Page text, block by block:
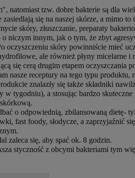
natomiast tzw. dobre bakterie są dla
się na naszej skórze, a mimo to
skóry, złuszczanie, preparaty
niczym innym, jak o tym, że zbyt
oczyszczeniu skóry powinniście mieć
ale również płyny micelarne i
się cerą drugim etapem oczyszczania
nasze receptury na tego typu produktu,
znalazły się także składniki
w tygodniu), a stosując bardzo
o odpowiednią, zbilansowaną dietę-
fast foody, słodycze, a zaprzyjaźnić
zaleca się, aby spać ok. 8 godzin.
styczność z obcymi bakteriami tym